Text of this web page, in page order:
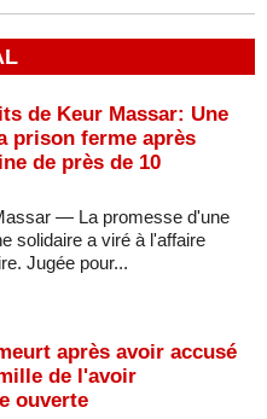
de Keur Massar: Une
prison ferme après
de près de 10
— La promesse d'une
solidaire a viré à l'affaire
Jugée pour...
après avoir accusé
de l'avoir
ouverte